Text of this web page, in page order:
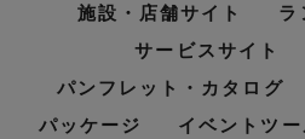
施設・店舗サイト
ラ
サービスサイト
パンフレット・カタログ
パッケージ
イベントツ